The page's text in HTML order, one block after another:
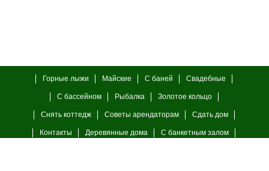
Горные лыжи Майские С баней Свадебные
С бассейном Рыбалка Золотое кольцо
Снять коттедж Советы арендаторам Сдать дом
Контакты Деревянные дома С банкетным залом